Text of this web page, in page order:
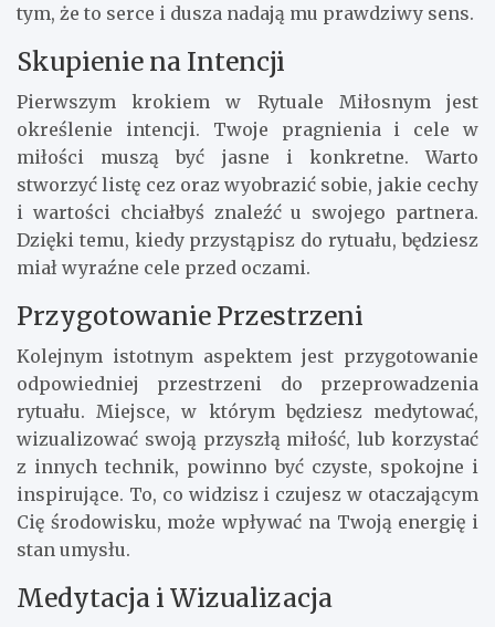
tym, że to serce i dusza nadają mu prawdziwy sens.
Skupienie na Intencji
Pierwszym krokiem w Rytuale Miłosnym jest
określenie intencji. Twoje pragnienia i cele w
miłości muszą być jasne i konkretne. Warto
stworzyć listę cez oraz wyobrazić sobie, jakie cechy
i wartości chciałbyś znaleźć u swojego partnera.
Dzięki temu, kiedy przystąpisz do rytuału, będziesz
miał wyraźne cele przed oczami.
Przygotowanie Przestrzeni
Kolejnym istotnym aspektem jest przygotowanie
odpowiedniej przestrzeni do przeprowadzenia
rytuału. Miejsce, w którym będziesz medytować,
wizualizować swoją przyszłą miłość, lub korzystać
z innych technik, powinno być czyste, spokojne i
inspirujące. To, co widzisz i czujesz w otaczającym
Cię środowisku, może wpływać na Twoją energię i
stan umysłu.
Medytacja i Wizualizacja